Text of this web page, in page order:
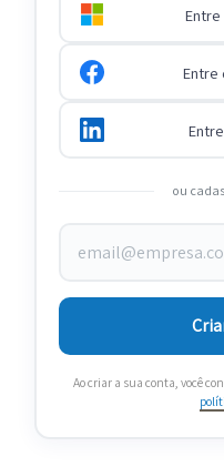
Entre
ou
Ao criar a sua conta, você